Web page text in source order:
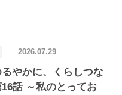
やかに、くらしつな
話 ～私のとってお
2026.07.29